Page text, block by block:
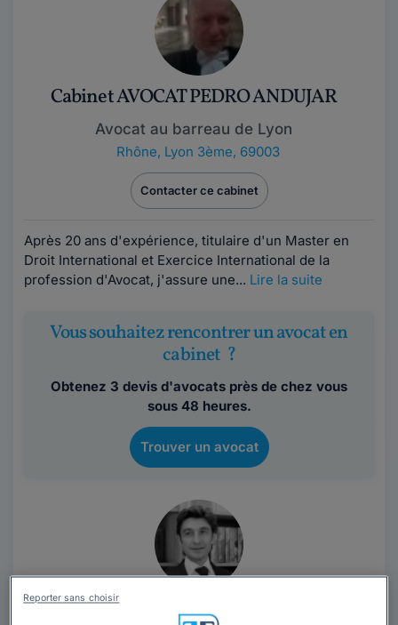
Cabinet AVOCAT PEDRO ANDUJAR
Avocat au barreau de Lyon
Rhône, Lyon 3ème, 69003
Contacter ce cabinet
Après 20 ans d'expérience, titulaire d'un Master en
Droit International et Exercice International de la
profession d'Avocat, j'assure une... Lire la suite
Vous souhaitez rencontrer un avocat en
cabinet ?
Obtenez 3 devis d'avocats près de chez vous
sous 48 heures.
Trouver un avocat
Cabinet XSG AVOCATS
Reporter sans choisir